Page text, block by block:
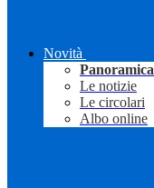
Novità
Panoramica
Le notizie
Le circolari
Albo online